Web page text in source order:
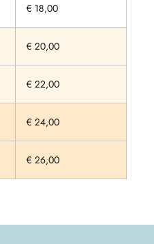
€ 18,00
€ 20,00
€ 22,00
€ 24,00
€ 26,00